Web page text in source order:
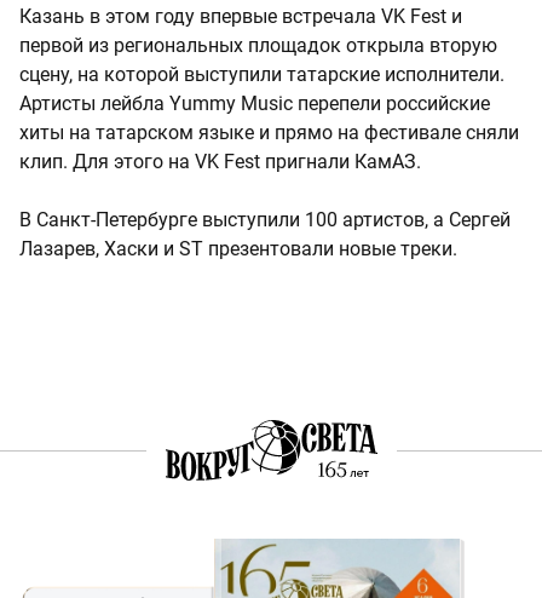
Казань в этом году впервые встречала VK Fest и
первой из региональных площадок открыла вторую
сцену, на которой выступили татарские исполнители.
Артисты лейбла Yummy Music перепели российские
хиты на татарском языке и прямо на фестивале сняли
клип. Для этого на VK Fest пригнали КамАЗ.
В Санкт-Петербурге выступили 100 артистов, а Сергей
Лазарев, Хаски и ST презентовали новые треки.